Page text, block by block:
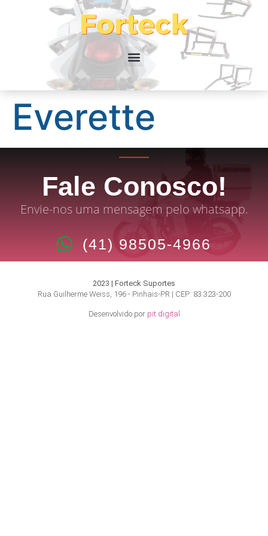
Everette
Fale Conosco!
Envie-nos uma mensagem pelo whatsapp.
(41) 98505-4966
2023 | Forteck Suportes
Rua Guilherme Weiss, 196 - Pinhais-PR | CEP: 83.323-200
Desenvolvido por pit.digital